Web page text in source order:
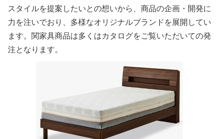
スタイルを提案したいとの想いから、商品の企画・開発に
力を注いでおり、多様なオリジナルブランドを展開してい
ます。関家具商品は多くはカタログをご覧いただいての発
注となります。